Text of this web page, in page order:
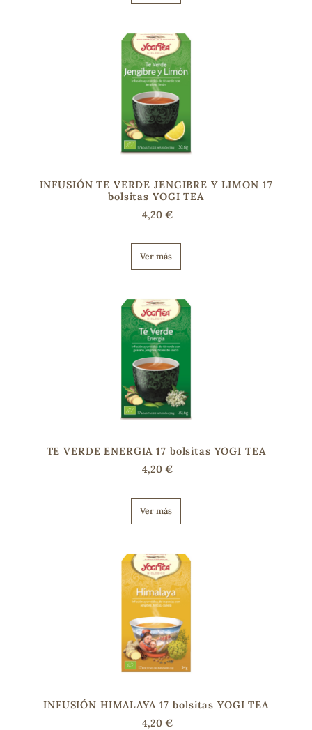
INFUSIÓN TE VERDE JENGIBRE Y LIMON 17
bolsitas YOGI TEA
4,20 €
Ver más
TE VERDE ENERGIA 17 bolsitas YOGI TEA
4,20 €
Ver más
INFUSIÓN HIMALAYA 17 bolsitas YOGI TEA
4,20 €